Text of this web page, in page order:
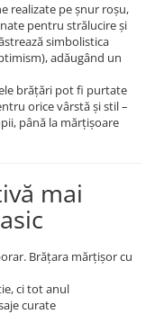
realizate pe șnur roșu,
pentru strălucire și
simbolistica
adăugând un
brățări pot fi purtate
orice vârstă și stil –
până la mărțișoare
mai
Brățara mărțișor cu
ci tot anul
curate